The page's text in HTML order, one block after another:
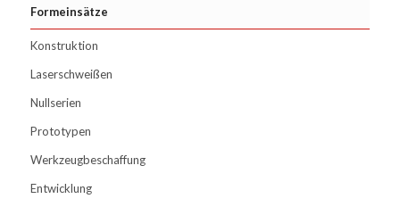
Formeinsätze
Konstruktion
Laserschweißen
Nullserien
Prototypen
Werkzeugbeschaffung
Entwicklung